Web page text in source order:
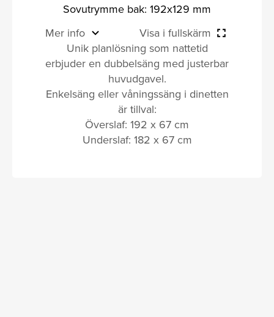
Sovutrymme bak: 192x129 mm
Mer info
Visa i fullskärm
Unik planlösning som nattetid
erbjuder en dubbelsäng med justerbar
huvudgavel.
Enkelsäng eller våningssäng i dinetten
är tillval:
Överslaf: 192 x 67 cm
Underslaf: 182 x 67 cm